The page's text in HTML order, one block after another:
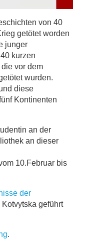
von 40
getötet worden
junger
kurzen
vor dem
wurden.
diese
Kontinenten
an der
an dieser
10.Februar bis
der
geführt
.